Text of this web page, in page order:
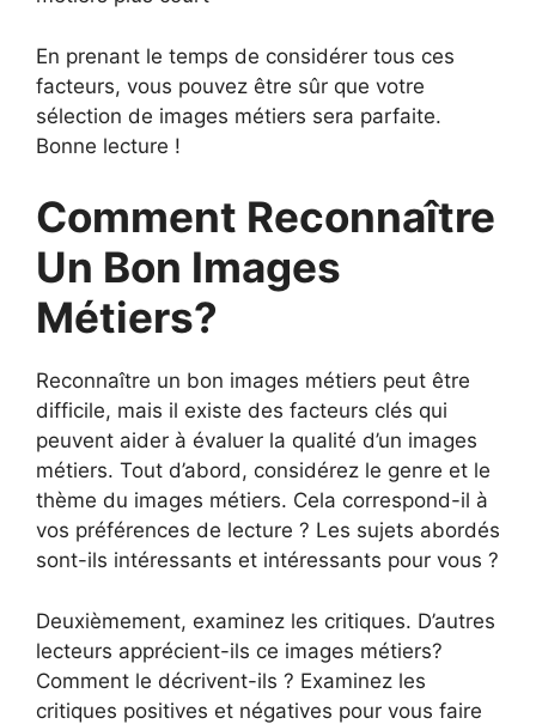
En prenant le temps de considérer tous ces
facteurs, vous pouvez être sûr que votre
sélection de images métiers sera parfaite.
Bonne lecture !
Comment Reconnaître
Un Bon Images
Métiers?
Reconnaître un bon images métiers peut être
difficile, mais il existe des facteurs clés qui
peuvent aider à évaluer la qualité d’un images
métiers. Tout d’abord, considérez le genre et le
thème du images métiers. Cela correspond-il à
vos préférences de lecture ? Les sujets abordés
sont-ils intéressants et intéressants pour vous ?
Deuxièmement, examinez les critiques. D’autres
lecteurs apprécient-ils ce images métiers?
Comment le décrivent-ils ? Examinez les
critiques positives et négatives pour vous faire